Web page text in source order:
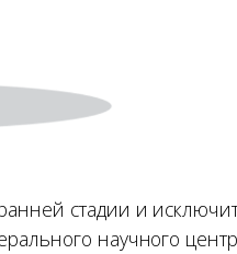
стадии и
научного